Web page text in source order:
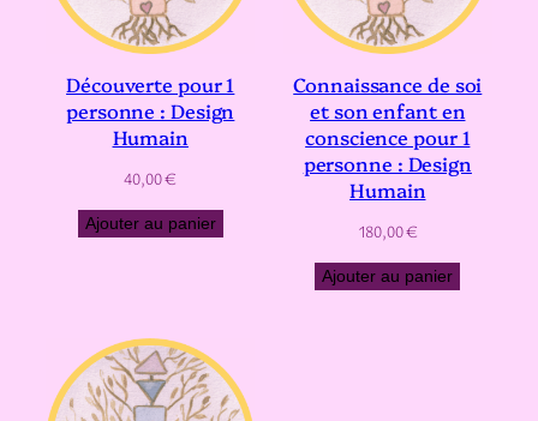
Découverte pour 1
personne : Design
Humain
40,00€
Ajouter au panier
Connaissance de soi
et son enfant en
conscience pour 1
personne : Design
Humain
180,00€
Ajouter au panier